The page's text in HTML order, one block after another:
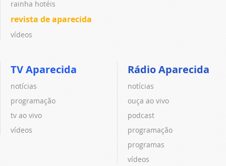
rainha hotéis
revista de aparecida
vídeos
TV Aparecida
notícias
programação
tv ao vivo
vídeos
Rádio Aparecida
notícias
ouça ao vivo
podcast
programação
programas
vídeos